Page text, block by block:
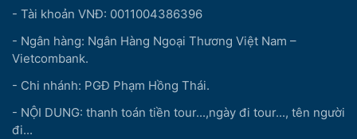
- Tài khoản VNĐ: 0011004386396
- Ngân hàng: Ngân Hàng Ngoại Thương Việt Nam –
Vietcombank.
- Chi nhánh: PGĐ Phạm Hồng Thái.
- NỘI DUNG: thanh toán tiền tour...,ngày đi tour..., tên người
đi...